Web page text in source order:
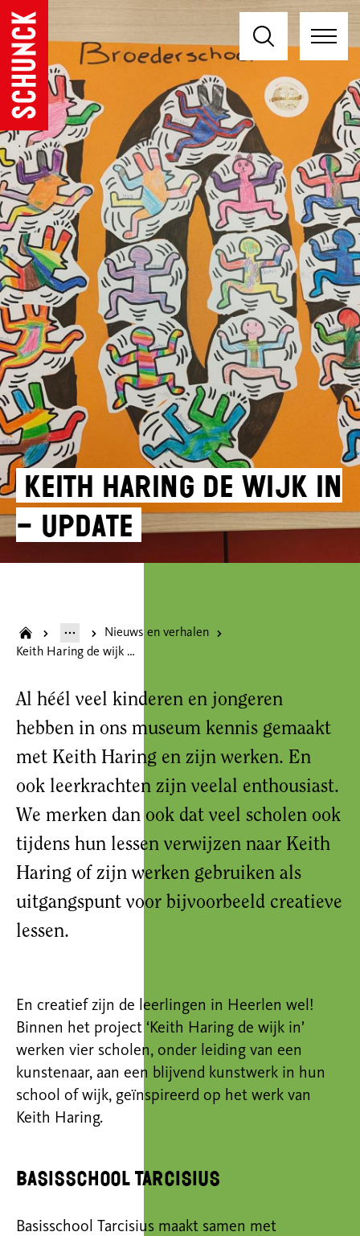
Keith Haring de wijk in
– update
Nieuws en verhalen
Keith Haring de wijk in – update
Al héél veel kinderen en jongeren
hebben in ons museum kennis gemaakt
met Keith Haring en zijn werken. En
ook leerkrachten zijn veelal enthousiast.
We merken dan ook dat veel scholen ook
tijdens hun lessen verwijzen naar Keith
Haring of zijn werken gebruiken als
uitgangspunt voor bijvoorbeeld creatieve
lessen.
En creatief zijn de leerlingen in Heerlen wel!
Binnen het project ‘Keith Haring de wijk in’
werken vier scholen, onder leiding van een
kunstenaar, aan een blijvend kunstwerk in hun
school of wijk, geïnspireerd op het werk van
Keith Haring.
Basisschool Tarcisius
Basisschool Tarcisius maakt samen met